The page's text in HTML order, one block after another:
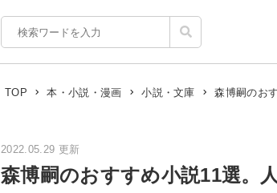
TOP 本・小説・漫画 小説・文庫 森博嗣のお
2022.05.29 更新
森博嗣のおすすめ小説11選。